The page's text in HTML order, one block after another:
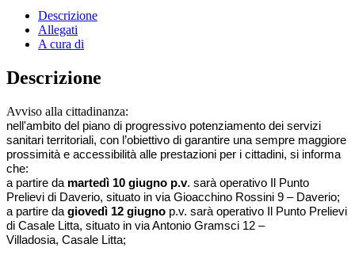
Descrizione
Allegati
A cura di
Descrizione
Avviso alla cittadinanza:
nell'ambito del piano di progressivo potenziamento dei servizi
sanitari territoriali, con l’obiettivo di garantire una sempre maggiore
prossimità e accessibilità alle prestazioni per i cittadini, si informa
che:
a partire da martedì 10 giugno p.v. sarà operativo Il Punto
Prelievi di Daverio, situato in via Gioacchino Rossini 9 – Daverio;
a partire da giovedì 12 giugno p.v. sarà operativo Il Punto Prelievi
di Casale Litta, situato in via Antonio Gramsci 12 –
Villadosia, Casale Litta;